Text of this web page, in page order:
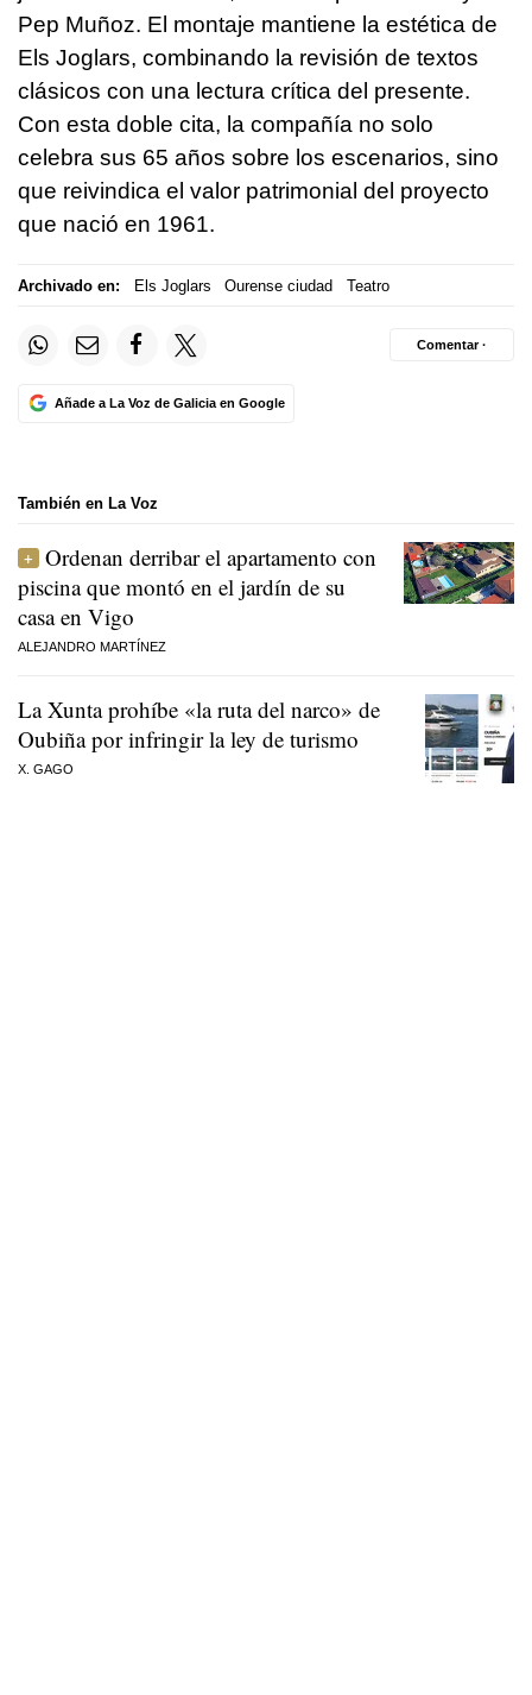
Pep Muñoz. El montaje mantiene la estética de
Els Joglars, combinando la revisión de textos
clásicos con una lectura crítica del presente.
Con esta doble cita, la compañía no solo
celebra sus 65 años sobre los escenarios, sino
que reivindica el valor patrimonial del proyecto
que nació en 1961.
Archivado en: Els Joglars Ourense ciudad Teatro
Añade a La Voz de Galicia en Google
Comentar ·
También en La Voz
Ordenan derribar el apartamento con
piscina que montó en el jardín de su
casa en Vigo
ALEJANDRO MARTÍNEZ
La Xunta prohíbe «la ruta del narco» de
Oubiña por infringir la ley de turismo
X. GAGO